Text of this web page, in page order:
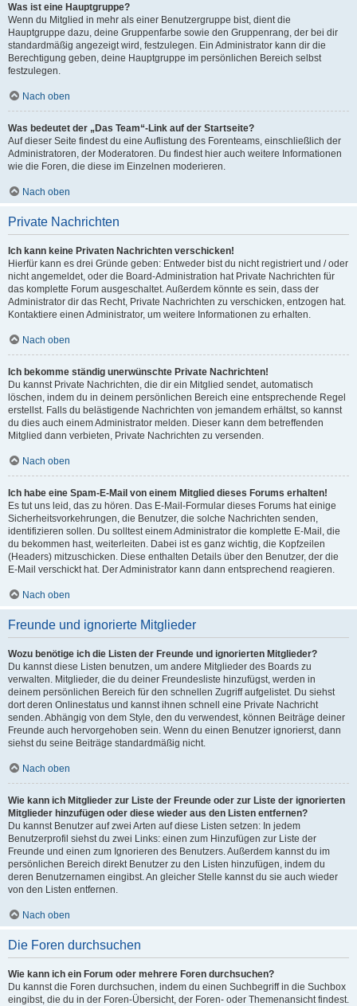
Was ist eine Hauptgruppe?
Wenn du Mitglied in mehr als einer Benutzergruppe bist, dient die
Hauptgruppe dazu, deine Gruppenfarbe sowie den Gruppenrang, der bei dir
standardmäßig angezeigt wird, festzulegen. Ein Administrator kann dir die
Berechtigung geben, deine Hauptgruppe im persönlichen Bereich selbst
festzulegen.
Nach oben
Was bedeutet der „Das Team“-Link auf der Startseite?
Auf dieser Seite findest du eine Auflistung des Forenteams, einschließlich der
Administratoren, der Moderatoren. Du findest hier auch weitere Informationen
wie die Foren, die diese im Einzelnen moderieren.
Nach oben
Private Nachrichten
Ich kann keine Privaten Nachrichten verschicken!
Hierfür kann es drei Gründe geben: Entweder bist du nicht registriert und / oder
nicht angemeldet, oder die Board-Administration hat Private Nachrichten für
das komplette Forum ausgeschaltet. Außerdem könnte es sein, dass der
Administrator dir das Recht, Private Nachrichten zu verschicken, entzogen hat.
Kontaktiere einen Administrator, um weitere Informationen zu erhalten.
Nach oben
Ich bekomme ständig unerwünschte Private Nachrichten!
Du kannst Private Nachrichten, die dir ein Mitglied sendet, automatisch
löschen, indem du in deinem persönlichen Bereich eine entsprechende Regel
erstellst. Falls du belästigende Nachrichten von jemandem erhältst, so kannst
du dies auch einem Administrator melden. Dieser kann dem betreffenden
Mitglied dann verbieten, Private Nachrichten zu versenden.
Nach oben
Ich habe eine Spam-E-Mail von einem Mitglied dieses Forums erhalten!
Es tut uns leid, das zu hören. Das E-Mail-Formular dieses Forums hat einige
Sicherheitsvorkehrungen, die Benutzer, die solche Nachrichten senden,
identifizieren sollen. Du solltest einem Administrator die komplette E-Mail, die
du bekommen hast, weiterleiten. Dabei ist es ganz wichtig, die Kopfzeilen
(Headers) mitzuschicken. Diese enthalten Details über den Benutzer, der die
E-Mail verschickt hat. Der Administrator kann dann entsprechend reagieren.
Nach oben
Freunde und ignorierte Mitglieder
Wozu benötige ich die Listen der Freunde und ignorierten Mitglieder?
Du kannst diese Listen benutzen, um andere Mitglieder des Boards zu
verwalten. Mitglieder, die du deiner Freundesliste hinzufügst, werden in
deinem persönlichen Bereich für den schnellen Zugriff aufgelistet. Du siehst
dort deren Onlinestatus und kannst ihnen schnell eine Private Nachricht
senden. Abhängig von dem Style, den du verwendest, können Beiträge deiner
Freunde auch hervorgehoben sein. Wenn du einen Benutzer ignorierst, dann
siehst du seine Beiträge standardmäßig nicht.
Nach oben
Wie kann ich Mitglieder zur Liste der Freunde oder zur Liste der ignorierten
Mitglieder hinzufügen oder diese wieder aus den Listen entfernen?
Du kannst Benutzer auf zwei Arten auf diese Listen setzen: In jedem
Benutzerprofil siehst du zwei Links: einen zum Hinzufügen zur Liste der
Freunde und einen zum Ignorieren des Benutzers. Außerdem kannst du im
persönlichen Bereich direkt Benutzer zu den Listen hinzufügen, indem du
deren Benutzernamen eingibst. An gleicher Stelle kannst du sie auch wieder
von den Listen entfernen.
Nach oben
Die Foren durchsuchen
Wie kann ich ein Forum oder mehrere Foren durchsuchen?
Du kannst die Foren durchsuchen, indem du einen Suchbegriff in die Suchbox
eingibst, die du in der Foren-Übersicht, der Foren- oder Themenansicht findest.